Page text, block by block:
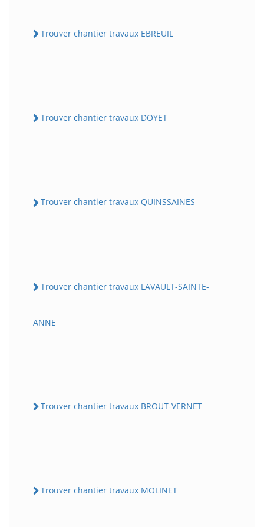
Trouver chantier travaux EBREUIL
Trouver chantier travaux DOYET
Trouver chantier travaux QUINSSAINES
Trouver chantier travaux LAVAULT-SAINTE-
ANNE
Trouver chantier travaux BROUT-VERNET
Trouver chantier travaux MOLINET